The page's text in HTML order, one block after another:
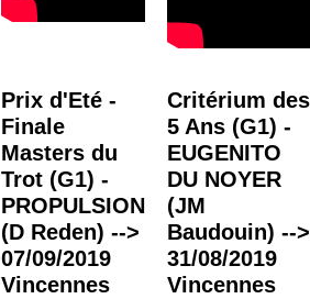
Prix d'Eté -
Finale
Masters du
Trot (G1) -
PROPULSION
(D Reden) -->
07/09/2019
Vincennes
Critérium des
5 Ans (G1) -
EUGENITO
DU NOYER
(JM
Baudouin) -->
31/08/2019
Vincennes